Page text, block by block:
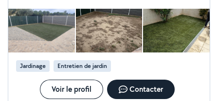
mes services, et celui-ci en particulier, ont été conçus
pour vous faciliter la vie. Fini les démarches stressantes !
Vous pouvez compter sur moi pour vous fournir les
meilleurs produits. Tonte, Élagage, Taille de haie,
Débroussaillage , Démoussage et nettoyage de toitures
et façade pour le plus grand bien de vos bâtiments. Je
Jardinage Entretien de jardin
Voir le profil Contacter